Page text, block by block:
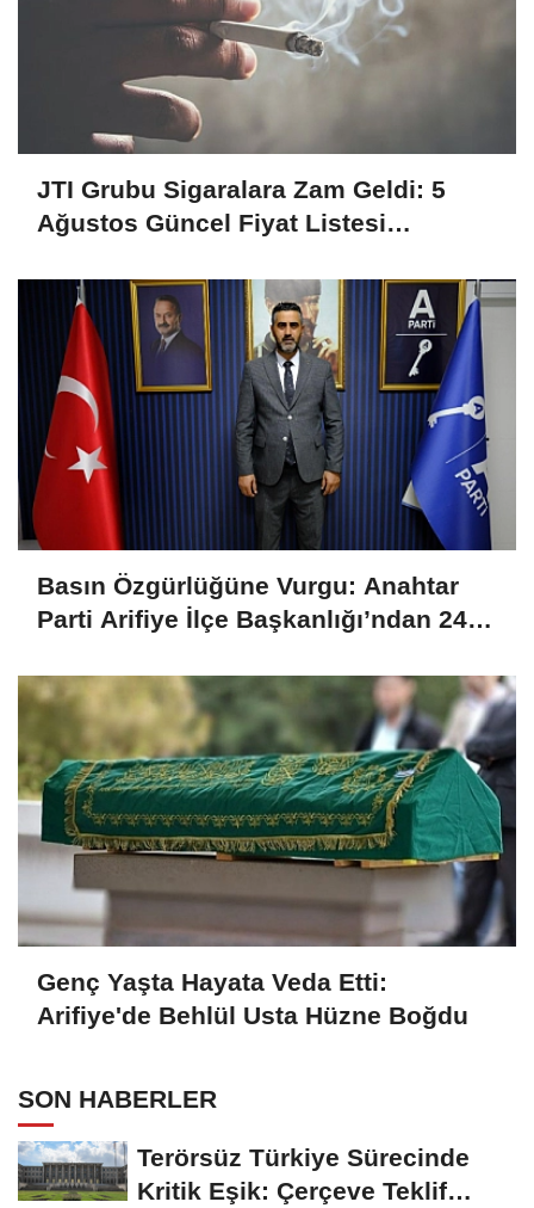
JTI Grubu Sigaralara Zam Geldi: 5
Ağustos Güncel Fiyat Listesi
Basın Özgürlüğüne Vurgu: Anahtar
Parti Arifiye İlçe Başkanlığı’ndan 24
Genç Yaşta Hayata Veda Etti:
Arifiye'de Behlül Usta Hüzne Boğdu
SON HABERLER
Terörsüz Türkiye Sürecinde
Kritik Eşik: Çerçeve Teklif